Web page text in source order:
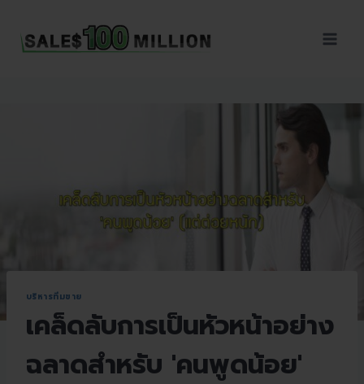
บริหารทีมขาย
เคล็ดลับการเป็นหัวหน้าอย่าง
ฉลาดสำหรับ 'คนพูดน้อย'